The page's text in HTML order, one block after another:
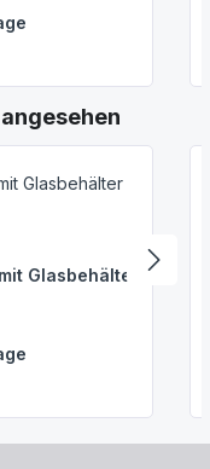
Glasbehälter